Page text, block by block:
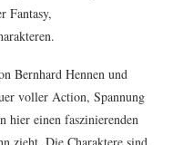
Fantasy,
Bernhard Hennen und
voller Action, Spannung
hier einen faszinierenden